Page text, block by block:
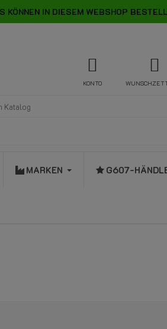
KÖNNEN IN DIESEM WEBSHOP
KONTO
MARKEN G607-